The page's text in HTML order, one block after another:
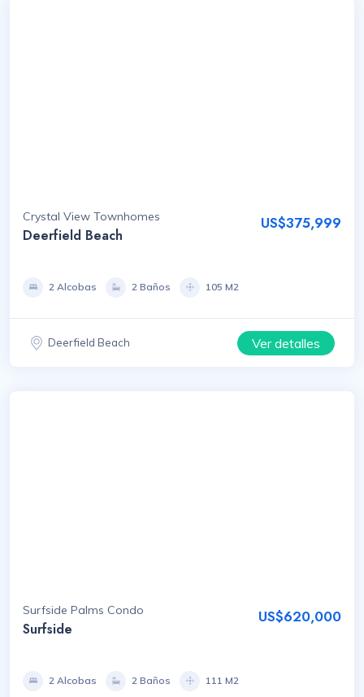
Crystal View Townhomes
Deerfield Beach
US$375,999
2 Alcobas 2 Baños 105 M2
Deerfield Beach Ver detalles
Surfside Palms Condo
Surfside
US$620,000
2 Alcobas 2 Baños 111 M2